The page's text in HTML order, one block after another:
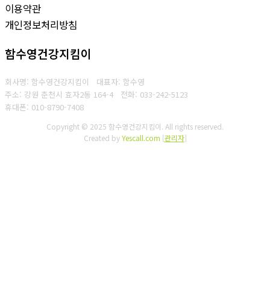
이용약관
개인정보처리방침
함수영건강지킴이
회사명: 함수영건강지킴이 대표자: 함수영
주소: 강원 춘천시 효자2동 164-4 전화: 033-242-5123
휴대폰: 010-8790-7408
Copyright © 2025 함수영건강지킴이. All rights reserved.
Created byYescall.com [관리자]